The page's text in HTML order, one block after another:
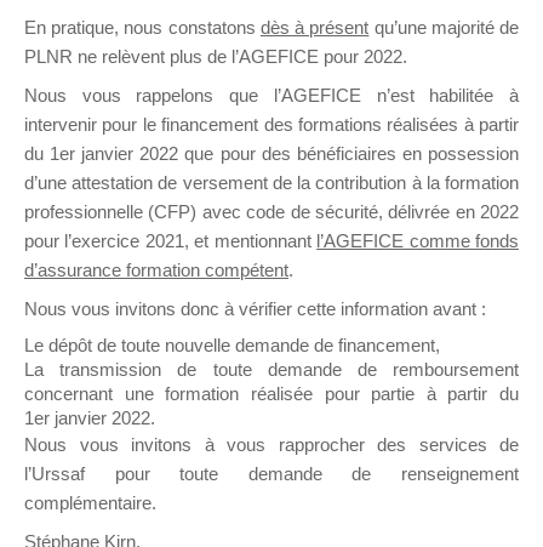
il y a un mois
Ce groupe est destiné aux Organismes de
Formation qui souhaitent répondre à l’Appel à
Propositions Mallette du Dirigeant.
Ce groupe propose un forum dédié au support
sur lequel il est possible de laisser un message
ou poser une question.
NB : Il est nécessaire d’être
pouvoir rejoindre ce groupe
En pratique, nous constatons dès à présent qu’une majorité de
PLNR ne relèvent plus de l’AGEFICE pour 2022.
Nous vous rappelons que l’AGEFICE n’est habilitée à
intervenir pour le financement des formations réalisées à partir
du 1er janvier 2022 que pour des bénéficiaires en possession
d’une attestation de versement de la contribution à la formation
professionnelle (CFP) avec code de sécurité, délivrée en 2022
pour l’exercice 2021, et mentionnant l’AGEFICE comme fonds
d’assurance formation compétent.
Nous vous invitons donc à vérifier cette information avant :
Le dépôt de toute nouvelle demande de financement,
La transmission de toute demande de remboursement
concernant une formation réalisée pour partie à partir du
1er janvier 2022.
Nous vous invitons à vous rapprocher des services de
l’Urssaf pour toute demande de renseignement
complémentaire.
Stéphane Kirn,